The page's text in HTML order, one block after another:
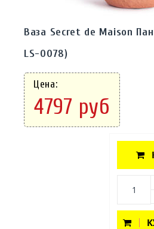
Ваза Secret de Maison
LS-0078)
Цена:
4797 руб